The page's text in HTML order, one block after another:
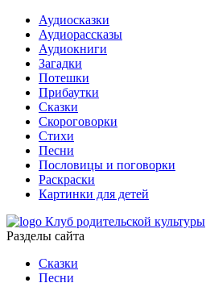
Аудиосказки
Аудиорассказы
Аудиокниги
Загадки
Потешки
Прибаутки
Сказки
Скороговорки
Стихи
Песни
Пословицы и поговорки
Раскраски
Картинки для детей
Клуб родительской культуры
Разделы сайта
Сказки
Песни